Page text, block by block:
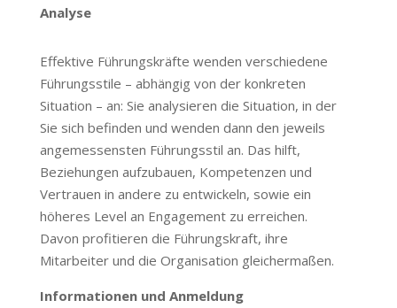
Analyse
Effektive Führungskräfte wenden verschiedene
Führungsstile – abhängig von der konkreten
Situation – an: Sie analysieren die Situation, in der
Sie sich befinden und wenden dann den jeweils
angemessensten Führungsstil an. Das hilft,
Beziehungen aufzubauen, Kompetenzen und
Vertrauen in andere zu entwickeln, sowie ein
höheres Level an Engagement zu erreichen.
Davon profitieren die Führungskraft, ihre
Mitarbeiter und die Organisation gleichermaßen.
Informationen und Anmeldung